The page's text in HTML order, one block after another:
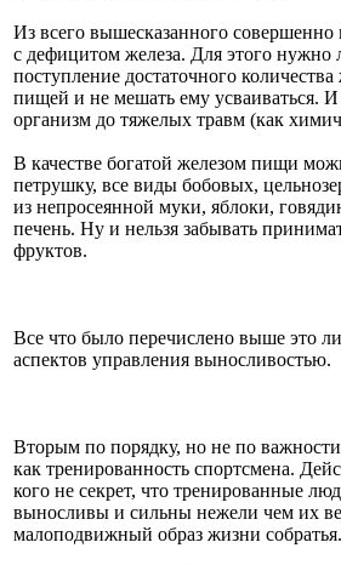
Из всего вышесказанного совершенно
с дефицитом железа. Для этого нужно
поступление достаточного
пищей и не мешать ему усваиваться. И
организм до тяжелых травм (как
В качестве богатой железом пищи
петрушку, все виды бобовых,
из непросеянной муки, яблоки,
печень. Ну и нельзя забывать
фруктов.
Все что было перечислено выше это
аспектов управления выносливостью.
Вторым по порядку, но не по важности
как тренированность спортсмена.
кого не секрет, что тренированные
выносливы и сильны нежели чем их
малоподвижный образ жизни собратья.